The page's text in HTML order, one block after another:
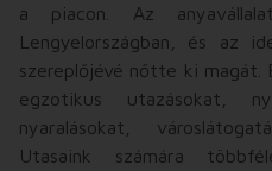
a piacon. Az
Lengyelországban, és az
szereplőjévé nőtte ki magát.
egzotikus utazásokat,
nyaralásokat,
Utasaink számára